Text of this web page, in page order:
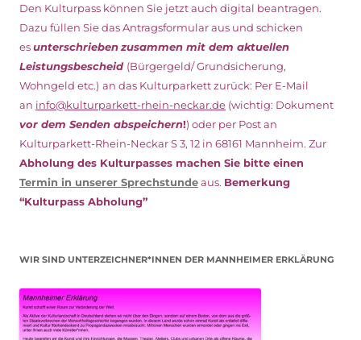
Den Kulturpass können Sie jetzt auch digital beantragen.
Dazu füllen Sie das Antragsformular aus und schicken
esunterschriebenzusammen mit dem aktuellen
Leistungsbescheid (Bürgergeld/ Grundsicherung,
Wohngeld etc.) an das Kulturparkett zurück: Per E-Mail
an info@kulturparkett-rhein-neckar.de (wichtig: Dokument
vor dem Senden abspeichern!) oder per Post an
Kulturparkett-Rhein-Neckar S 3, 12 in 68161 Mannheim. Zur
Abholung des Kulturpasses machen Sie bitte einen
Termin in unserer Sprechstundeaus. Bemerkung
“Kulturpass Abholung”
WIR SIND UNTERZEICHNER*INNEN DER MANNHEIMER ERKLÄRUNG